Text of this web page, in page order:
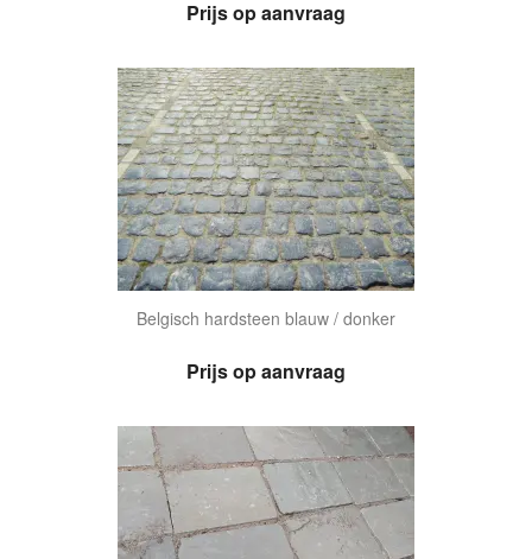
Prijs op aanvraag
Belgisch hardsteen blauw / donker
Prijs op aanvraag